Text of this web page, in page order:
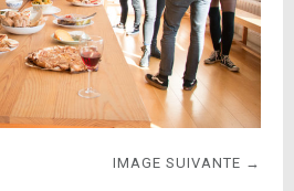
IMAGE SUIVANTE →